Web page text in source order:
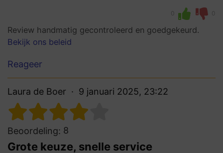
0 0
Review handmatig gecontroleerd en goedgekeurd.
Bekijk ons beleid
Reageer
Laura de Boer 9 januari 2025, 23:22
Beoordeling: 8
Grote keuze, snelle service